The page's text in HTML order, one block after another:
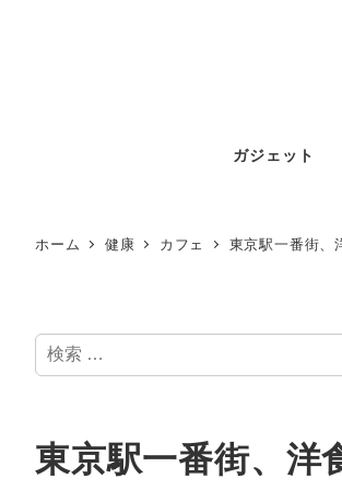
ガジェット
ホーム 健康 カフェ 東京駅一番街、
検
索
東京駅一番街、洋